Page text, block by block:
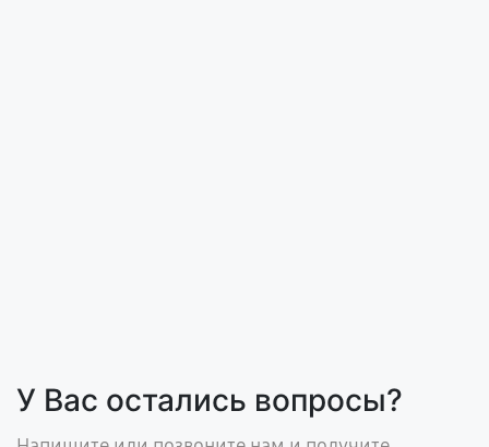
У Вас остались вопросы?